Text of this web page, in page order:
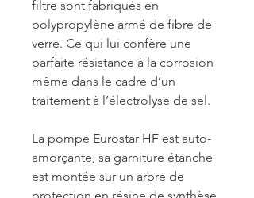
filtre sont fabriqués en
polypropylène armé de fibre de
verre. Ce qui lui confère une
parfaite résistance à la corrosion
même dans le cadre d’un
traitement à l’électrolyse de sel.
La pompe Eurostar HF est auto-
amorçante, sa garniture étanche
est montée sur un arbre de